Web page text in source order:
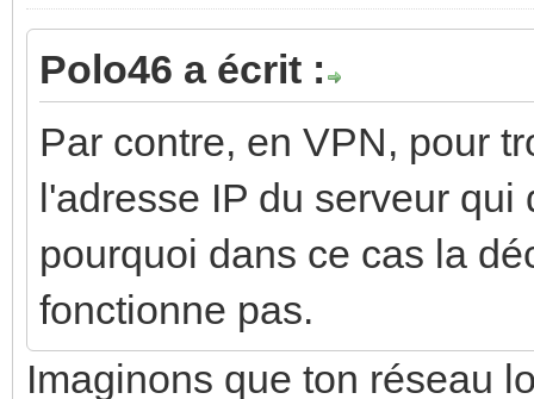
Polo46 a écrit :
Par contre, en VPN, pour
l'adresse IP du serveur
pourquoi dans ce cas la
fonctionne pas.
Imaginons que ton réseau